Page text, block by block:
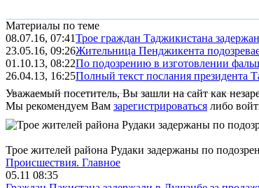
Материалы по теме
08.07.16, 07:41Трое граждан Таджикистана
23.05.16, 09:26Жительница Пенджикента
01.10.13, 08:22По подозрению в изготовлении
26.04.13, 16:25Полный текст послания президента
Уважаемый посетитель, Вы зашли на сайт как
Мы рекомендуем Вам зарегистрироваться либо
Трое жителей района Рудаки задержаны по
Происшествия. Главное
05.11 08:35